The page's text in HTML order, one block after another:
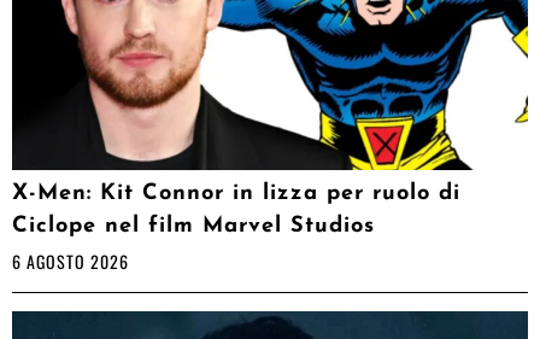
X-Men: Kit Connor in lizza per ruolo di
Ciclope nel film Marvel Studios
6 AGOSTO 2026